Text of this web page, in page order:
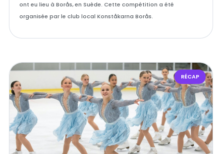
ont eu lieu à Borås, en Suède. Cette compétition a été
organisée par le club local Konståkarna Borås.
RÉCAP